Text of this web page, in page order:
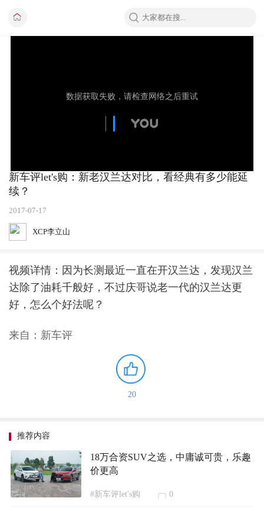
新车评let's购：新老汉兰达对比，看经典有多少能延
续？
2017-07-17
XCP李立山
视频详情：因为长测最近一直在开汉兰达，发现汉兰
达除了油耗千般好，不过庆哥说老一代的汉兰达更
好，怎么个好法呢？
来自：新车评
20
推荐内容
18万合资SUV之选，中庸诚可贵，乐趣
价更高
#新车评let's购 0